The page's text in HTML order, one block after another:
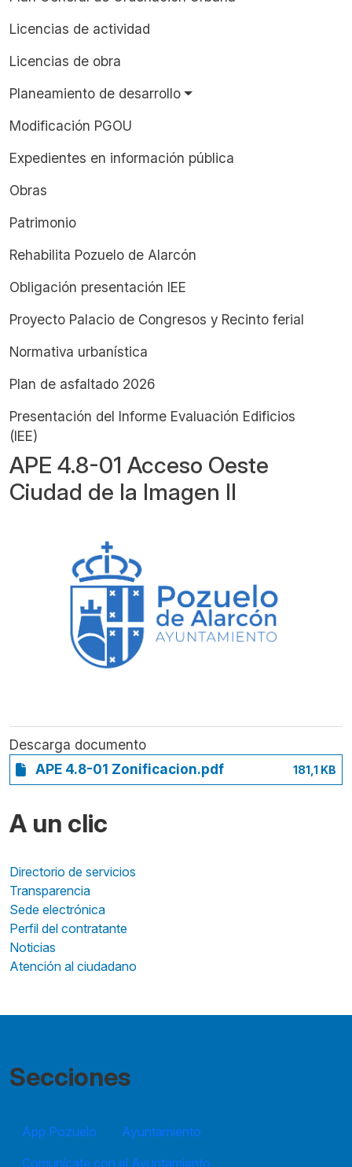
Licencias de actividad
Licencias de obra
Planeamiento de desarrollo
Modificación PGOU
Expedientes en información pública
Obras
Patrimonio
Rehabilita Pozuelo de Alarcón
Obligación presentación IEE
Proyecto Palacio de Congresos y Recinto ferial
Normativa urbanística
Plan de asfaltado 2026
Presentación del Informe Evaluación Edificios
(IEE)
APE 4.8-01 Acceso Oeste
Ciudad de la Imagen II
Descarga documento
APE 4.8-01 Zonificacion.pdf
181,1 KB
A un clic
Directorio de servicios
Transparencia
Sede electrónica
Perfil del contratante
Noticias
Atención al ciudadano
Secciones
App Pozuelo
Ayuntamiento
Comunícate con el Ayuntamiento